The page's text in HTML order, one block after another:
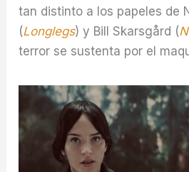
tan distinto a los papeles de
(Longlegs) y Bill Skarsgård (
terror se sustenta por el